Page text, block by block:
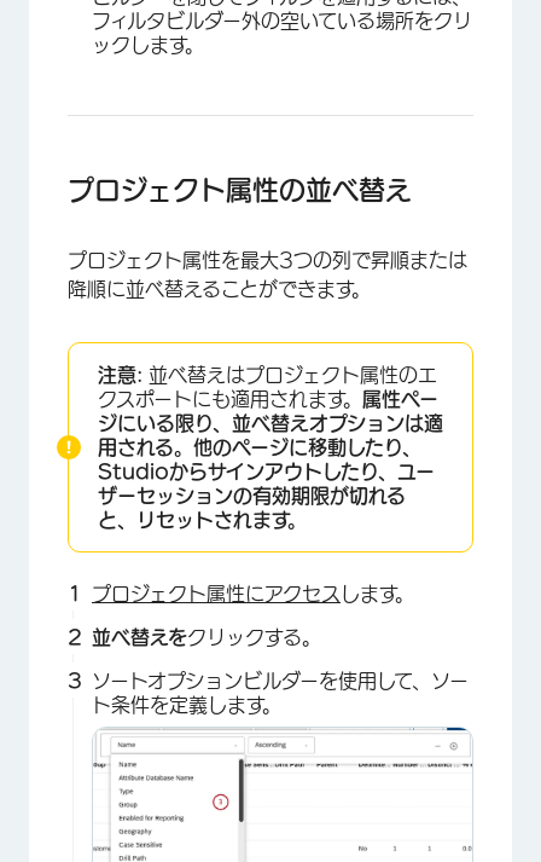
×
×
フィルタビルダー外の空いている場所をクリ
ックします。
プロジェクト属性の並べ替え
プロジェクト属性を最大3つの列で昇順または
降順に並べ替えることができます。
注意: 並べ替えはプロジェクト属性のエ
クスポートにも適用されます。 属性ペー
ジにいる限り、並べ替えオプションは適
用される。他のページに移動したり、
Studioからサインアウトしたり、ユー
ザーセッションの有効期限が切れる
と、リセットされます。
プロジェクト属性にアクセス します。
並べ替えをクリックする。
ソートオプションビルダーを使用して、ソー
ト条件を定義します。